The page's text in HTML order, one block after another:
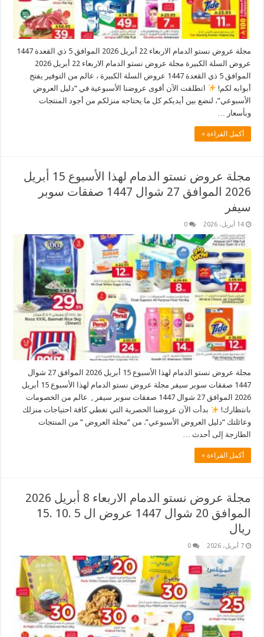
مجلة عروض نستو الدمام الاربعاء 22 أبريل 2026 الموافق 5 ذي القعدة 1447
عروض السلة الكبيرة مجلة عروض نستو الدمام الاربعاء 22 أبريل 2026
الموافق 5 ذي القعدة 1447 عروض السلة الكبيرة ، عالم من التوفير يفتح
أبوابه لكم!
انطلقت الآن أقوى عروضنا الأسبوعية في “دليل العروض
الأسبوعي”، لنضع بين أيديكم كل ما يحتاجه منزلكم من أجود المنتجات
وبأسعار …
أكمل القراءة »
مجلة عروض نستو الدمام لهذا الأسبوع 15 أبريل
2026 الموافق 27 شوال 1447 صفقات سوبر
سيفر
14 أبريل، 2026 0
مجلة عروض نستو الدمام لهذا الأسبوع 15 أبريل 2026 الموافق 27 شوال
1447 صفقات سوبر سيفر مجلة عروض نستو الدمام لهذا الأسبوع 15 أبريل
2026 الموافق 27 شوال 1447 صفقات سوبر سيفر , عالم من الخصومات
بانتظارك!
بدأت الآن عروضنا الحصرية التي تغطي كافة احتياجات منزلك
وعائلتك “دليل العروض الأسبوعي”. من “مجلة العروض “ من المنتجات
الطازجة إلى أحدث …
أكمل القراءة »
مجلة عروض نستو الدمام الاربعاء 8 أبريل 2026
الموافق 20 شوال 1447 عروض ال 5 .10 .15
ريال
7 أبريل، 2026 0